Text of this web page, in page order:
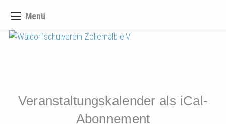
Menü
Veranstaltungskalender als iCal-
Abonnement